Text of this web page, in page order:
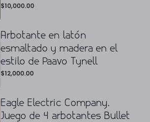
$10,000.00
Arbotante en latón
esmaltado y madera en el
estilo de Paavo Tynell
$12,000.00
Eagle Electric Company.
Juego de 4 arbotantes Bullet